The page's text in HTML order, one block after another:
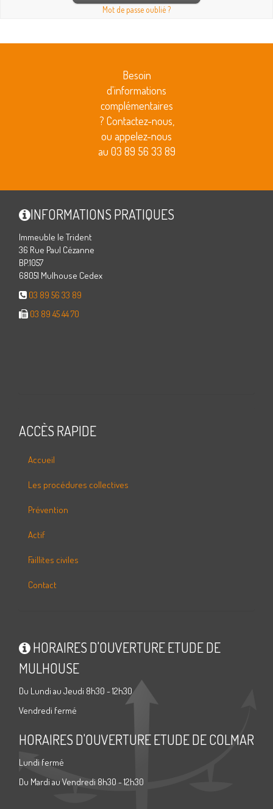
Mot de passe oublié ?
Besoin
d'informations
complémentaires
? Contactez-nous,
ou appelez-nous
au 03 89 56 33 89
INFORMATIONS PRATIQUES
Immeuble le Trident
36 Rue Paul Cézanne
BP.1057
68051 Mulhouse Cedex
03 89 56 33 89
03 89 45 44 70
ACCÈS RAPIDE
Accueil
Les procédures collectives
Prévention
Actif
Faillites civiles
Contact
HORAIRES D'OUVERTURE ETUDE DE
MULHOUSE
Du Lundi au Jeudi 8h30 - 12h30
Vendredi fermé
HORAIRES D'OUVERTURE ETUDE DE COLMAR
Lundi fermé
Du Mardi au Vendredi 8h30 - 12h30